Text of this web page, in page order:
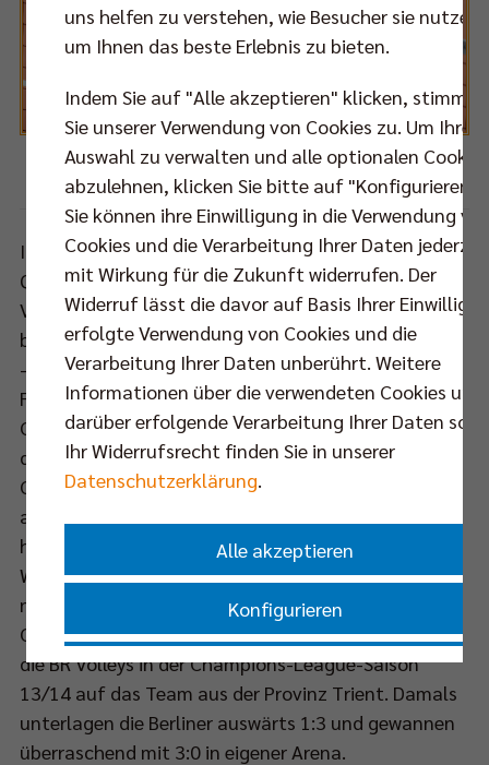
Itas Trentino hat sich sowohl in zwei
Qualifikationsturnieren als auch in der
Vorrundengruppe als Gewinner durchgesetzt und
blieb dabei in insgesamt zehn Duellen ungeschlagen
– unter anderem gegen Novosibirsk, Moskau und
Friedrichshafen. Im Kader des dreimaligen
Champions-League-Siegers stehen zahlreiche Stars
der internationalen Volleyballszene – neben Simone
Giannelli, Ricardo Lucarelli und Nimir Abdel-Aziz
auch der ehemalige Berliner Srecko Lisinac. In der
heimischen Liga belegt der fünffache Klub-
Weltmeister zurzeit Rang drei hinter den ebenfalls
noch in der Königsklasse vertretenen Cucine Lube
Civitanova und Sir Sicoma Perugia. Zuletzt trafen
die BR Volleys in der Champions-League-Saison
13/14 auf das Team aus der Provinz Trient. Damals
unterlagen die Berliner auswärts 1:3 und gewannen
überraschend mit 3:0 in eigener Arena.
uns helfen zu verstehen, wie Besucher sie nutzen,
um Ihnen das beste Erlebnis zu bieten.
Indem Sie auf "Alle akzeptieren" klicken, stimmen
Sie unserer Verwendung von Cookies zu. Um Ihre
Auswahl zu verwalten und alle optionalen Cookies
abzulehnen, klicken Sie bitte auf "Konfigurieren".
Sie können ihre Einwilligung in die Verwendung
Cookies und die Verarbeitung Ihrer Daten
mit Wirkung für die Zukunft widerrufen. Der
Widerruf lässt die davor auf Basis Ihrer
erfolgte Verwendung von Cookies und die
Verarbeitung Ihrer Daten unberührt. Weitere
Informationen über die verwendeten Cookies und
darüber erfolgende Verarbeitung Ihrer Daten
Ihr Widerrufsrecht finden Sie in unserer
Datenschutzerklärung
Alle akzeptieren
Konfigurieren
Nur essenzielle Cookies akzeptieren
Impressum|Datenschutzerklärung